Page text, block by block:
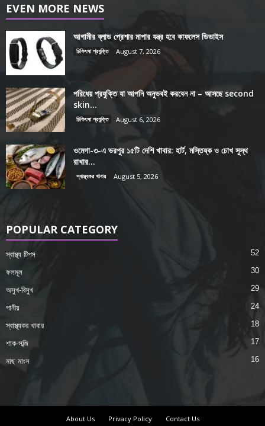
EVEN MORE NEWS
আগামীর ব্লাড প্রেশার মাপার যন্ত্র হবে কাফলেস ডিভাইস
চিকিৎসা প্রযুক্তি August 7, 2026
পরিধেয় প্রযুক্তি যা আপনি অনুভবই করবেন না – আসছে second
skin...
চিকিৎসা প্রযুক্তি August 6, 2026
ওমেগা-৩-এ ভরপুর ১৫টি দেশি খাবার: হার্ট, মস্তিষ্ক ও চোখ সুস্থ
রাখার...
স্বাস্থ্যকর খাবার August 5, 2026
POPULAR CATEGORY
স্বাস্থ্য টিপস 52
ফলমূল 30
অসুখ-বিসুখ 29
পানীয় 24
স্বাস্থ্যকর খাবার 18
শাক-সব্জি 17
মাছ মাংস 16
About Us Privacy Policy Contact Us